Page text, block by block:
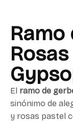
Ramo
El ramo de
sinónimo de
y rosas pastel